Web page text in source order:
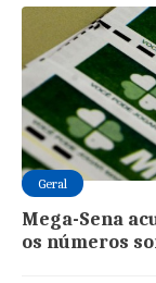
Geral
Mega-Sena
os números